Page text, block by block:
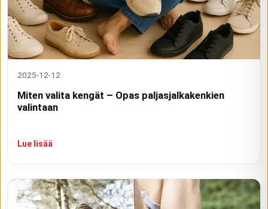
2025-12-12
Miten valita kengät – Opas paljasjalkakenkien
valintaan
Lue lisää